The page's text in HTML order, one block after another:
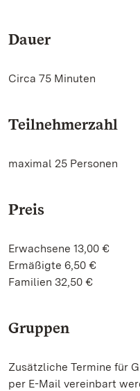
Dauer
Circa 75 Minuten
Teilnehmerzahl
maximal 25 Personen
Preis
Erwachsene 13,00 €
Ermäßigte 6,50 €
Familien 32,50 €
Gruppen
Zusätzliche Termine für
per E-Mail vereinbart